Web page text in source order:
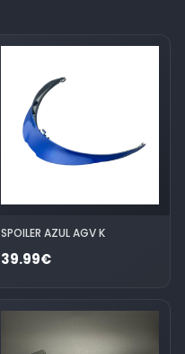
SPOILER AZUL AGV K
39.99€